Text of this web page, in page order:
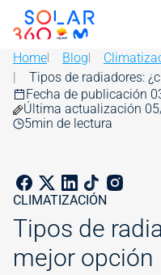
Skip to main content
Image
Home Blog
Tipos de radiadores:
Fecha de publicación
Última actualización
5min de lectura
CLIMATIZACIÓN
Tipos de
mejor opción